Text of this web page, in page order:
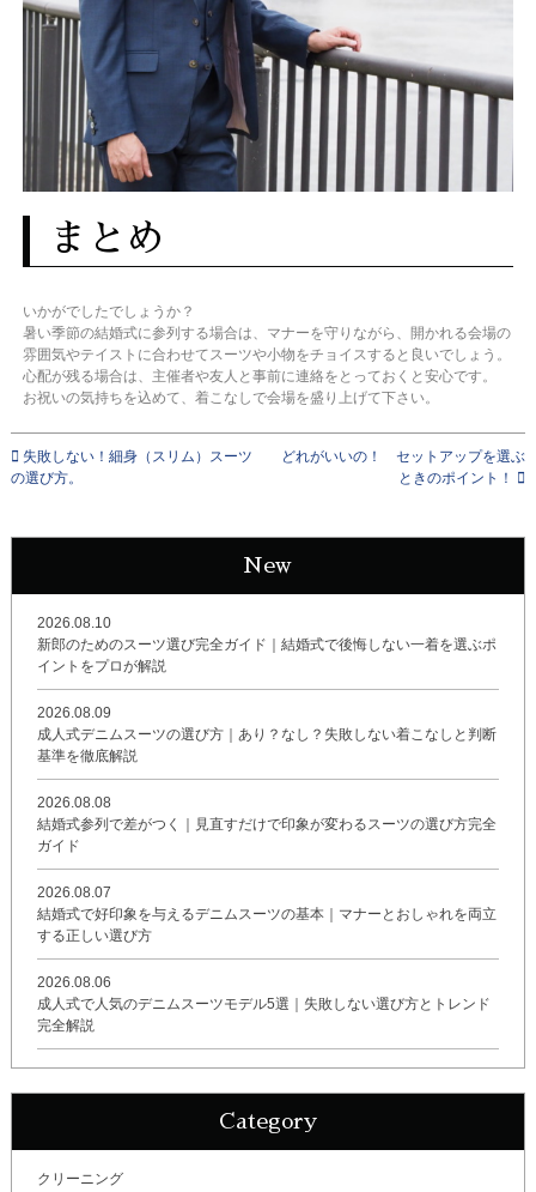
まとめ
いかがでしたでしょうか？
暑い季節の結婚式に参列する場合は、マナーを守りながら、開かれる会場の
雰囲気やテイストに合わせてスーツや小物をチョイスすると良いでしょう。
心配が残る場合は、主催者や友人と事前に連絡をとっておくと安心です。
お祝いの気持ちを込めて、着こなしで会場を盛り上げて下さい。
失敗しない！細身（スリム）スーツ
の選び方。
どれがいいの！ セットアップを選ぶ
ときのポイント！
New
2026.08.10
新郎のためのスーツ選び完全ガイド｜結婚式で後悔しない一着を選ぶポ
イントをプロが解説
2026.08.09
成人式デニムスーツの選び方｜あり？なし？失敗しない着こなしと判断
基準を徹底解説
2026.08.08
結婚式参列で差がつく｜見直すだけで印象が変わるスーツの選び方完全
ガイド
2026.08.07
結婚式で好印象を与えるデニムスーツの基本｜マナーとおしゃれを両立
する正しい選び方
2026.08.06
成人式で人気のデニムスーツモデル5選｜失敗しない選び方とトレンド
完全解説
Category
クリーニング